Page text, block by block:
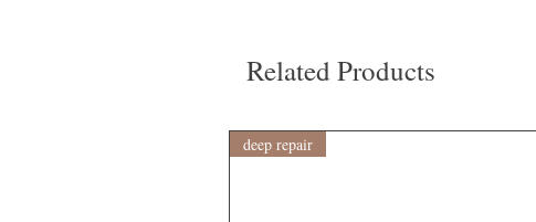
Related Products
deep repair